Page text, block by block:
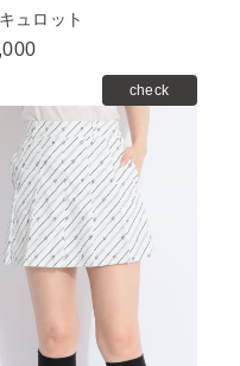
ュロット
check